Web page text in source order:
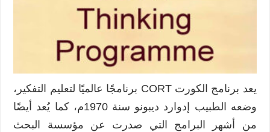
يعد برنامج الكورت CORT برنامجًا عالميًا لتعليم التفكير،
وضعه الطبيب إدوارد ديبونو سنة 1970م، كما يُعد أيضًا
من أشهر البرامج التي صدرت عن مؤسسة البحث